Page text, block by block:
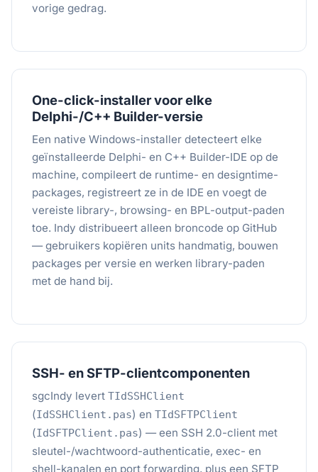
vorige gedrag.
One-click-installer voor elke
Delphi-/C++ Builder-versie
Een native Windows-installer detecteert elke
geïnstalleerde Delphi- en C++ Builder-IDE op de
machine, compileert de runtime- en designtime-
packages, registreert ze in de IDE en voegt de
vereiste library-, browsing- en BPL-output-paden
toe. Indy distribueert alleen broncode op GitHub
— gebruikers kopiëren units handmatig, bouwen
packages per versie en werken library-paden
met de hand bij.
SSH- en SFTP-clientcomponenten
sgcIndy levert TIdSSHClient
(IdSSHClient.pas) en TIdSFTPClient
(IdSFTPClient.pas) — een SSH 2.0-client met
sleutel-/wachtwoord-authenticatie, exec- en
shell-kanalen en port forwarding, plus een SFTP